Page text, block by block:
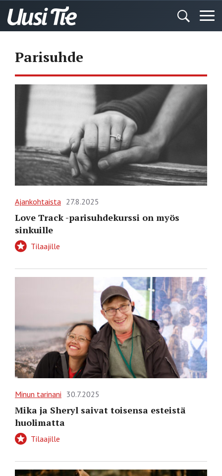
Parisuhde
Ajankohtaista 27.8.2025
Love Track -parisuhdekurssi on myös
sinkuille
Tilaajille
Minun tarinani 30.7.2025
Mika ja Sheryl saivat toisensa esteistä
huolimatta
Tilaajille